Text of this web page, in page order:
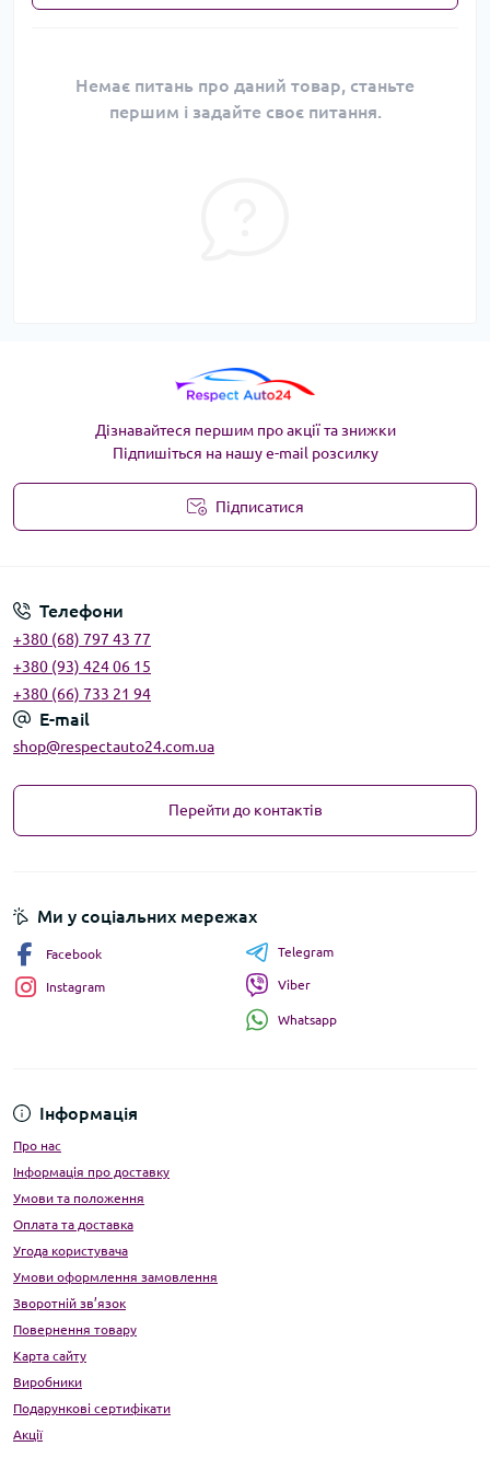
Немає питань про даний товар, станьте
першим і задайте своє питання.
Дізнавайтеся першим про акції та знижки
Підпишіться на нашу e-mail розсилку
Підписатися
Телефони
+380 (68) 797 43 77
+380 (93) 424 06 15
+380 (66) 733 21 94
E-mail
shop@respectauto24.com.ua
Перейти до контактів
Інформація
Про нас
Інформація про доставку
Умови та положення
Оплата та доставка
Угода користувача
Умови оформлення замовлення
Зворотній зв’язок
Повернення товару
Карта сайту
Виробники
Подарункові сертифікати
Акції
Ми у соціальних мережах
Facebook
Instagram
Telegram
Viber
Whatsapp